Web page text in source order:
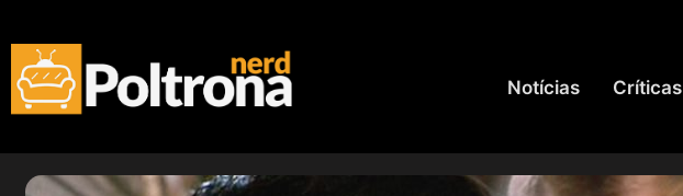
Notícias Críticas